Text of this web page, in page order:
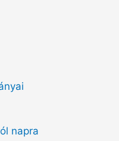
napra